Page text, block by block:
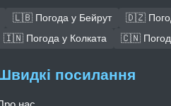
🇱🇧 Погода у Бейрут 🇩🇿
🇮🇳 Погода у Колката 🇨🇳
посилання